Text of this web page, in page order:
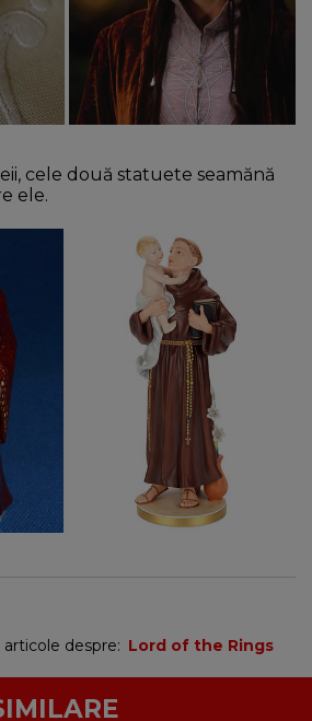
cele două statuete seamănă
ele.
despre: Lord of the Rings